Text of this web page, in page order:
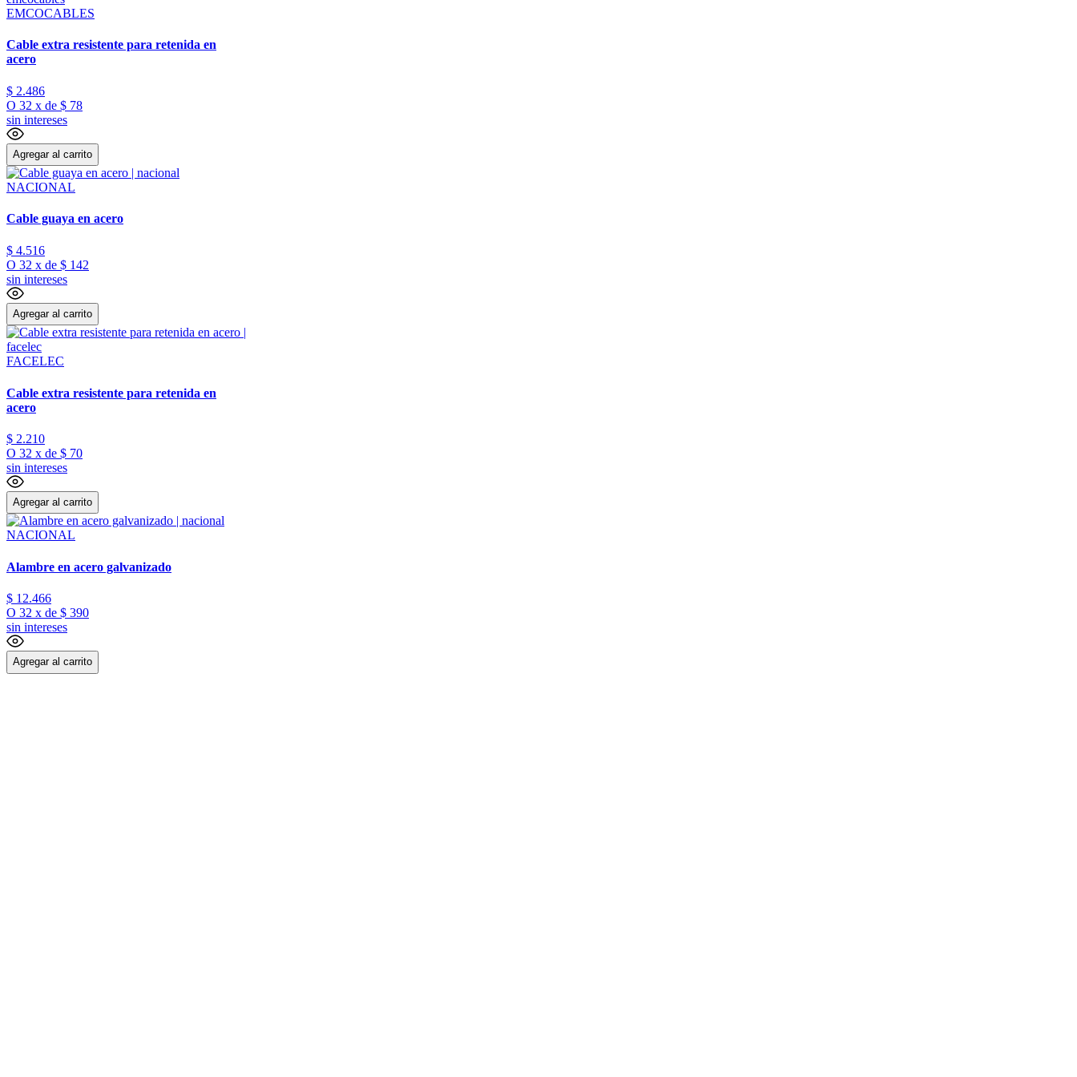
EMCOCABLES
Cable extra resistente para retenida en
acero
$ 2.486
O 32 x de $ 78
sin intereses
Agregar al carrito
NACIONAL
Cable guaya en acero
$ 4.516
O 32 x de $ 142
sin intereses
Agregar al carrito
FACELEC
Cable extra resistente para retenida en
acero
$ 2.210
O 32 x de $ 70
sin intereses
Agregar al carrito
NACIONAL
Alambre en acero galvanizado
$ 12.466
O 32 x de $ 390
sin intereses
Agregar al carrito